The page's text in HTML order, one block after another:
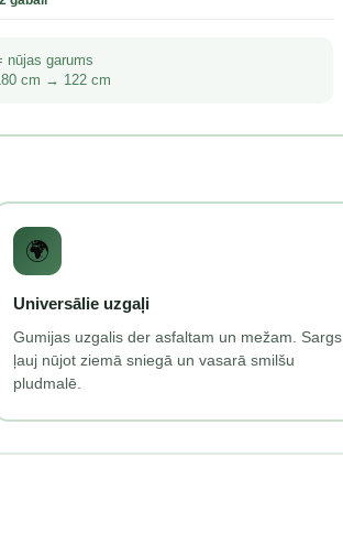
nūjas garums
cm → 122 cm
🌍
Universālie uzgaļi
Gumijas uzgalis der asfaltam un mežam. Sargs
ļauj nūjot ziemā sniegā un vasarā smilšu
pludmalē.